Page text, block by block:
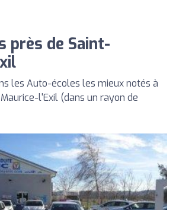
près de Saint-
les Auto-écoles les mieux notés à
l'Exil (dans un rayon de